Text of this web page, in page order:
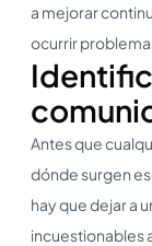
a mejorar
ocurrir
Antes que
dónde surgen
hay que dejar a
incuestionables